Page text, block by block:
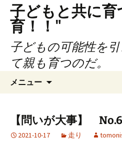
子どもと共に
育！！"
子どもの可能性を
て親も育つのだ。
メニュー
ン
ツ
【問いが大事】
2021-10-17 走り